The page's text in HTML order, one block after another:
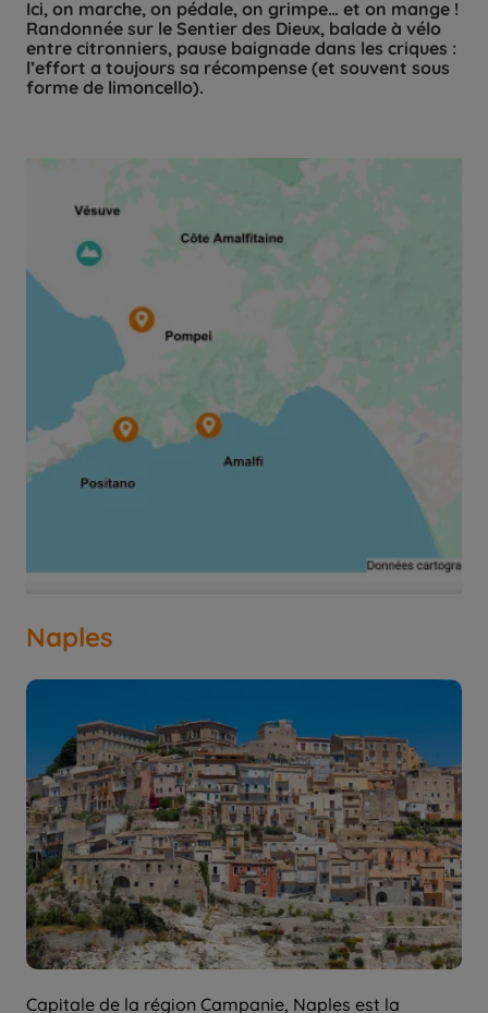
Ici, on marche, on pédale, on grimpe… et on mange !
Randonnée sur le Sentier des Dieux, balade à vélo
entre citronniers, pause baignade dans les criques :
l’effort a toujours sa récompense (et souvent sous
forme de limoncello).
Naples
Capitale de la région Campanie, Naples est la